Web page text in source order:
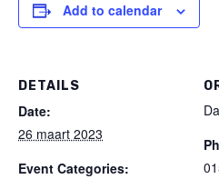
Add to calendar
DETAILS
Date:
26 maart 2023
Event Categories: